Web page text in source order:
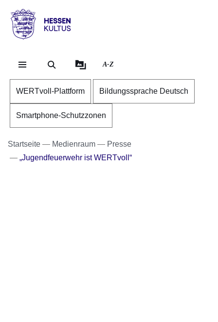
Hessen
Kultus
A-Z
WERTvoll-Plattform Bildungssprache Deutsch
Smartphone-Schutzzonen
Startseite Medienraum
Presse
„Jugendfeuerwehr ist WERTvoll“